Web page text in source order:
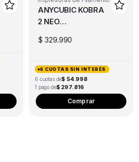
product
This
product
ANYCUBIC KOBRA
2 NEO
$ 329.990
6 CUOTAS SIN INTERÉS
6 cuotas de$ 54.998
1 pago de$ 297.816
Comprar